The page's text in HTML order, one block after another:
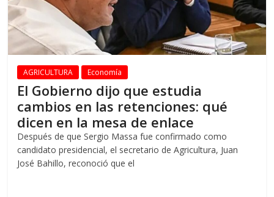
AGRICULTURA Economía
El Gobierno dijo que estudia
cambios en las retenciones: qué
dicen en la mesa de enlace
Después de que Sergio Massa fue confirmado como
candidato presidencial, el secretario de Agricultura, Juan
José Bahillo, reconoció que el